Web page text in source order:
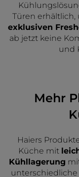
Türen erhältlich,
exklusiven
ab jetzt keine
und
Mehr
Haiers
Küche mit
Kühllagerung
unterschiedliche